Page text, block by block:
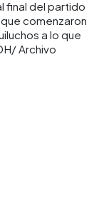
final del partido
comenzaron
a lo que
Archivo